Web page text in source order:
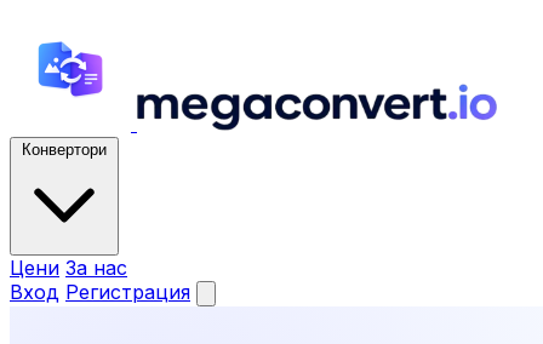
Конвертори
Цени За нас
Вход Регистрация